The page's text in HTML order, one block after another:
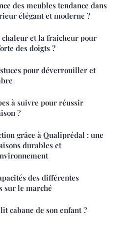
des meubles tendance dans
élégant et moderne ?
et la fraicheur pour
des doigts ?
pour déverrouiller et
à suivre pour réussir
?
grâce à Qualiprédal : une
durables et
des différentes
sur le marché
cabane de son enfant ?